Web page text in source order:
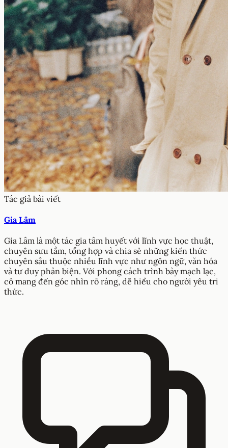
Tác giả bài viết
Gia Lâm
Gia Lâm là một tác gia tâm huyết với lĩnh vực học thuật,
chuyên sưu tầm, tổng hợp và chia sẻ những kiến thức
chuyên sâu thuộc nhiều lĩnh vực như ngôn ngữ, văn hóa
và tư duy phản biện. Với phong cách trình bày mạch lạc,
cô mang đến góc nhìn rõ ràng, dễ hiểu cho người yêu tri
thức.